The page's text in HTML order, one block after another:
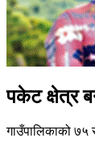
पकेट क्षेत्र
गाउँपालिकाको ७५